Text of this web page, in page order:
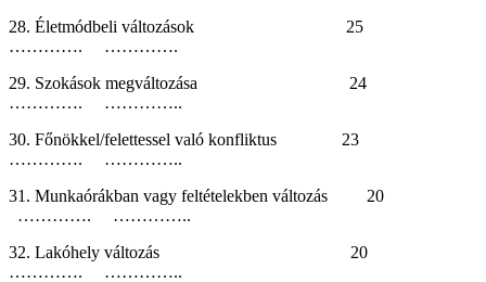
28. Életmódbeli változások 25
…………. ………….
29. Szokások megváltozása 24
…………. …………..
30. Főnökkel/felettessel való konfliktus 23
…………. …………..
31. Munkaórákban vagy feltételekben változás 20
…………. …………..
32. Lakóhely változás 20
…………. …………..